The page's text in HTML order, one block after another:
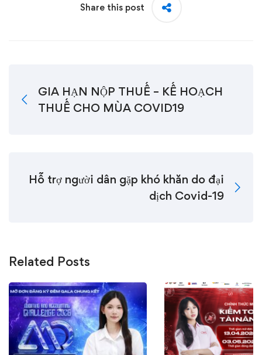
Share this post
GIA HẠN NỘP THUẾ – KẾ HOẠCH
THUẾ CHO MÙA COVID19
Hỗ trợ người dân gặp khó khăn do đại
dịch Covid-19
Related Posts